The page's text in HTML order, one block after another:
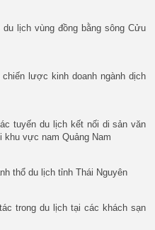
lịch vùng đồng bằng sông Cửu
lược kinh doanh ngành dịch
tuyến du lịch kết nối di sản văn
vực nam Quảng Nam
thổ du lịch tỉnh Thái Nguyên
trong du lịch tại các khách sạn